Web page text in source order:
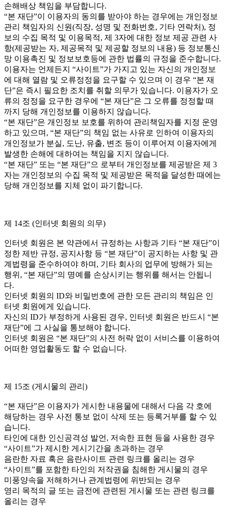
손해배상 책임을 부담합니다.
“본 재단”이 이용자의 동의를 받아야 하는 경우에는 개인정보
관리 책임자의 신원(직장, 성명 및 전화번호, 기타 연락처), 정
보의 수집 목적 및 이용목적, 제 3자에 대한 정보 제공 관련 사
항(제공받는 자, 제공목적 및 제공할 정보의 내용) 등 정보통신
망 이용촉진 및 정보보호등에 관한 법률의 규정을 준수합니다.
이용자는 언제든지 “사이트”가 가지고 있는 자신의 개인정보
에 대해 열람 및 오류정정을 요구할 수 있으며 이 경우 “본 재
단”은 즉시 필요한 조치를 취할 의무가 있습니다. 이용자가 오
류의 정정을 요구한 경우에 “본 재단”은 그 오류를 정정할 때
까지 당해 개인정보를 이용하지 않습니다.
“본 재단”은 개인정보 보호를 위하여 관리책임자를 지정 운영
하고 있으며, “본 재단”의 책임 없는 사유로 인하여 이용자의
개인정보가 분실, 도난, 유출, 변조 등이 이루어져 이용자에게
발생한 손해에 대하여는 책임을 지지 않습니다.
“본 재단” 또는 “본 재단”으 로부터 개인정보를 제공받은 제 3
자는 개인정보의 수집 목적 및 제공받은 목적을 달성한 때에는
당해 개인정보를 지체 없이 파기합니다.
제 14조 (인터넷 회원의 의무)
인터넷 회원은 본 약관에서 규정하는 사항과 기타 “본 재단”이
정한 제반 규정, 공지사항 등 “본 재단”이 공지하는 사항 및 관
계법령을 준수하여야 하며, 기타 회사의 업무에 방해가 되는
행위, “본 재단”의 명예를 손상시키는 행위를 해서는 안됩니
다.
인터넷 회원의 ID와 비밀번호에 관한 모든 관리의 책임은 인
터넷 회원에게 있습니다.
자신의 ID가 부정하게 사용된 경우, 인터넷 회원은 반드시 “본
재단”에 그 사실을 통보해야 합니다.
인터넷 회원은 “본 재단”의 사전 허락 없이 서비스를 이용하여
어떠한 영업활동도 할 수 없습니다.
제 15조 (게시물의 관리)
“본 재단”은 이용자가 게시한 내용물에 대해서 다음 각 호에
해당하는 경우 사전 통보 없이 삭제 또는 등록거부를 할 수 있
습니다.
타인에 대한 인신공격성 발언, 저속한 표현 등을 사용한 경우
“사이트”가 제시한 게시기간을 초과하는 경우
음란한 자료 혹은 음란사이트 관련 링크를 올리는 경우
“사이트”를 포함한 타인의 저작권을 침해한 게시물의 경우
미풍양속을 저해하거나 관계법령에 위반되는 경우
영리 목적의 글 또는 금전에 관련된 게시물 또는 관련 링크를
올리는 경우